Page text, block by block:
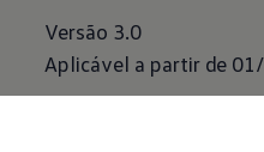
Versão 3.0
Aplicável a partir de